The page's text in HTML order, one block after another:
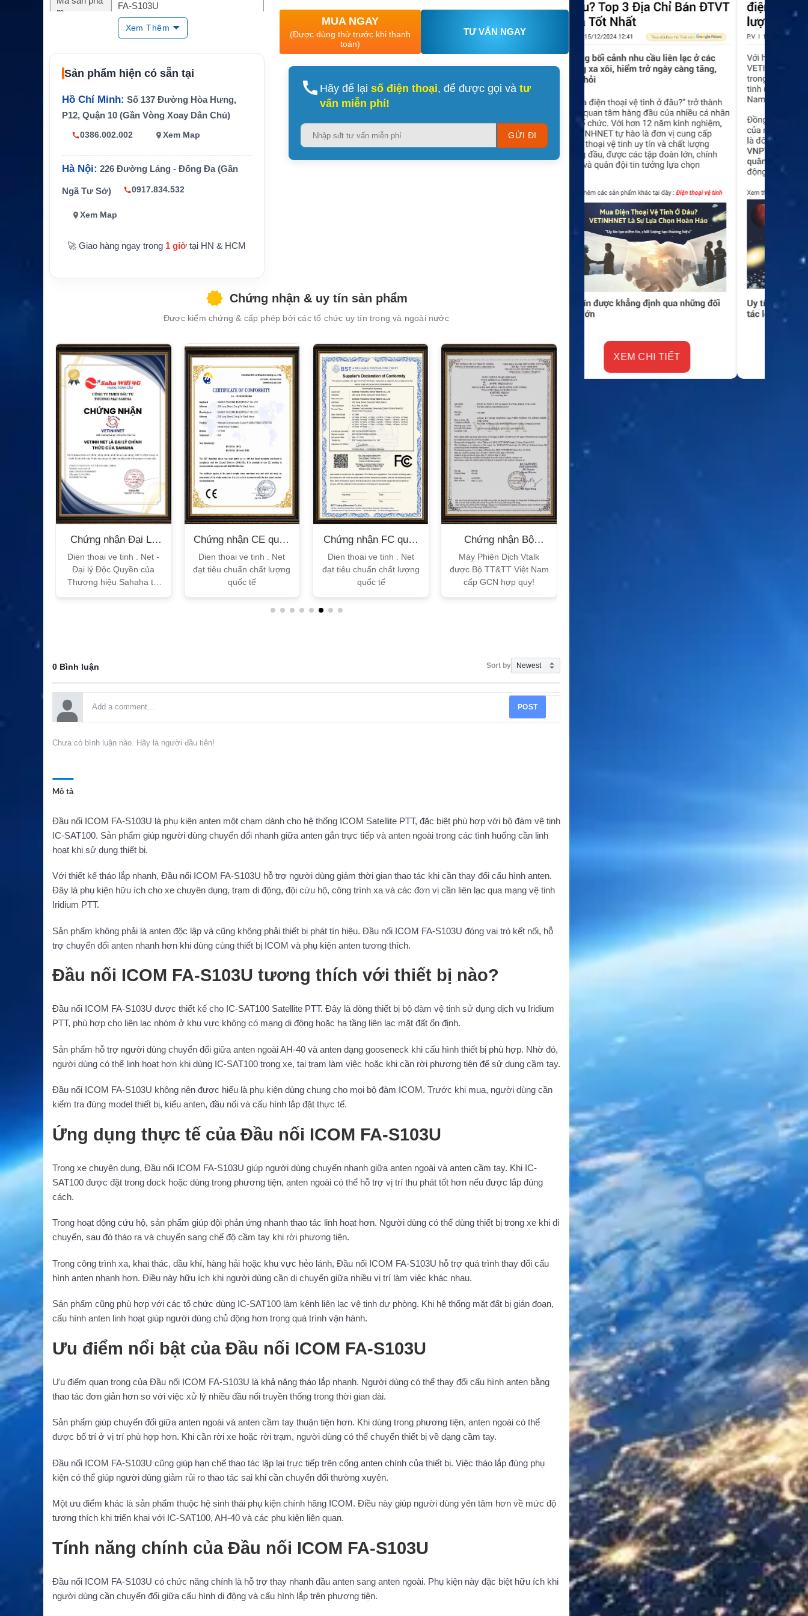
m
FA-S103U
ICOM
Loại phụ kiệ
Đầu nối anten một chạm / quick rele
ase antenna connector
Thiết bị tươ
ng thích chí
nh
IC-SAT100 Satellite PTT
Nhóm dịch
vụ
Mạng liên q
uan
Ứng dụng
40 và anten cầm tay tương thích
Xem Thêm
Sản phẩm hiện có sẵn tại
Hồ Chí Minh: Số 137 Đường Hòa Hưng,
P12, Quận 10 (Gần Vòng Xoay Dân Chủ)
0386.002.002 Xem Map
Hà Nội: 226 Đường Láng - Đống Đa (Gần
Ngã Tư Sở) 0917.834.532
Xem Map
🚀 Giao hàng ngay trong 1 giờ tại HN & HCM
MUA NGAY
(Được dùng thử trước khi thanh
toán)
TƯ VẤN NGAY
Hãy để lại số điện thoại, để được gọi và tư
vấn miễn phí!
Please
this
Chứng nhận & uy tín sản phẩm
Được kiểm chứng & cấp phép bởi các tổ chức uy tín trong và ngoài nước
Chứng nhận Đại Lý
Sahaha
Dien thoai ve tinh . Net -
Đại lý Độc Quyền của
Thương hiệu Sahaha tại
Chứng nhận CE quốc
tế
Dien thoai ve tinh . Net
đạt tiêu chuẩn chất lượng
quốc tế
Chứng nhận FC quốc
tế
Dien thoai ve tinh . Net
đạt tiêu chuẩn chất lượng
quốc tế
Chứng nhận Bộ
TT&TT
Máy Phiên Dịch Vtalk
được Bộ TT&TT Việt Nam
cấp GCN hợp quy!
0 Bình luận Sort by
POST
Chưa có bình luận nào. Hãy là người đầu tiên!
Mô tả
Đầu nối ICOM FA-S103U là phụ kiện anten một chạm dành cho hệ thống ICOM Satellite PTT, đặc biệt phù hợp với bộ đàm vệ tinh
IC-SAT100. Sản phẩm giúp người dùng chuyển đổi nhanh giữa anten gắn trực tiếp và anten ngoài trong các tình huống cần linh
hoạt khi sử dụng thiết bị.
Với thiết kế tháo lắp nhanh, Đầu nối ICOM FA-S103U hỗ trợ người dùng giảm thời gian thao tác khi cần thay đổi cấu hình anten.
Đây là phụ kiện hữu ích cho xe chuyên dụng, trạm di động, đội cứu hộ, công trình xa và các đơn vị cần liên lạc qua mạng vệ tinh
Iridium PTT.
Sản phẩm không phải là anten độc lập và cũng không phải thiết bị phát tín hiệu. Đầu nối ICOM FA-S103U đóng vai trò kết nối, hỗ
trợ chuyển đổi anten nhanh hơn khi dùng cùng thiết bị ICOM và phụ kiện anten tương thích.
Đầu nối ICOM FA-S103U tương thích với thiết bị nào?
Đầu nối ICOM FA-S103U được thiết kế cho IC-SAT100 Satellite PTT. Đây là dòng thiết bị bộ đàm vệ tinh sử dụng dịch vụ Iridium
PTT, phù hợp cho liên lạc nhóm ở khu vực không có mạng di động hoặc hạ tầng liên lạc mặt đất ổn định.
Sản phẩm hỗ trợ người dùng chuyển đổi giữa anten ngoài AH-40 và anten dạng gooseneck khi cấu hình thiết bị phù hợp. Nhờ đó,
người dùng có thể linh hoạt hơn khi dùng IC-SAT100 trong xe, tại trạm làm việc hoặc khi cần rời phương tiện để sử dụng cầm tay.
Đầu nối ICOM FA-S103U không nên được hiểu là phụ kiện dùng chung cho mọi bộ đàm ICOM. Trước khi mua, người dùng cần
kiểm tra đúng model thiết bị, kiểu anten, đầu nối và cấu hình lắp đặt thực tế.
Ứng dụng thực tế của Đầu nối ICOM FA-S103U
Trong xe chuyên dụng, Đầu nối ICOM FA-S103U giúp người dùng chuyển nhanh giữa anten ngoài và anten cầm tay. Khi IC-
SAT100 được đặt trong dock hoặc dùng trong phương tiện, anten ngoài có thể hỗ trợ vị trí thu phát tốt hơn nếu được lắp đúng
cách.
Trong hoạt động cứu hộ, sản phẩm giúp đội phản ứng nhanh thao tác linh hoạt hơn. Người dùng có thể dùng thiết bị trong xe khi di
chuyển, sau đó tháo ra và chuyển sang chế độ cầm tay khi rời phương tiện.
Trong công trình xa, khai thác, dầu khí, hàng hải hoặc khu vực hẻo lánh, Đầu nối ICOM FA-S103U hỗ trợ quá trình thay đổi cấu
hình anten nhanh hơn. Điều này hữu ích khi người dùng cần di chuyển giữa nhiều vị trí làm việc khác nhau.
Sản phẩm cũng phù hợp với các tổ chức dùng IC-SAT100 làm kênh liên lạc vệ tinh dự phòng. Khi hệ thống mặt đất bị gián đoạn,
cấu hình anten linh hoạt giúp người dùng chủ động hơn trong quá trình vận hành.
Ưu điểm nổi bật của Đầu nối ICOM FA-S103U
Ưu điểm quan trọng của Đầu nối ICOM FA-S103U là khả năng tháo lắp nhanh. Người dùng có thể thay đổi cấu hình anten bằng
thao tác đơn giản hơn so với việc xử lý nhiều đầu nối truyền thống trong thời gian dài.
Sản phẩm giúp chuyển đổi giữa anten ngoài và anten cầm tay thuận tiện hơn. Khi dùng trong phương tiện, anten ngoài có thể
được bố trí ở vị trí phù hợp hơn. Khi cần rời xe hoặc rời trạm, người dùng có thể chuyển thiết bị về dạng cầm tay.
Đầu nối ICOM FA-S103U cũng giúp hạn chế thao tác lặp lại trực tiếp trên cổng anten chính của thiết bị. Việc tháo lắp đúng phụ
kiện có thể giúp người dùng giảm rủi ro thao tác sai khi cần chuyển đổi thường xuyên.
Một ưu điểm khác là sản phẩm thuộc hệ sinh thái phụ kiện chính hãng ICOM. Điều này giúp người dùng yên tâm hơn về mức độ
tương thích khi triển khai với IC-SAT100, AH-40 và các phụ kiện liên quan.
Tính năng chính của Đầu nối ICOM FA-S103U
Đầu nối ICOM FA-S103U có chức năng chính là hỗ trợ thay nhanh đầu anten sang anten ngoài. Phụ kiện này đặc biệt hữu ích khi
người dùng cần chuyển đổi giữa cấu hình di động và cấu hình lắp trên phương tiện.
XEM CHI TIẾT XEM CHI TIẾT XEM CHI TIẾT XEM CHI TIẾT